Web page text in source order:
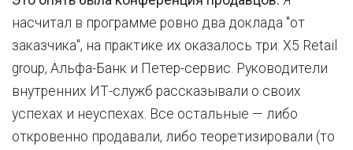
насчитал в программе ровно два доклада "от
заказчика", на практике их оказалось три: X5 Retail
group, Альфа-Банк и Петер-сервис. Руководители
внутренних ИТ-служб рассказывали о своих
успехах и неуспехах. Все остальные — либо
откровенно продавали, либо теоретизировали (то